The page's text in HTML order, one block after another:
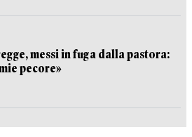
messi in fuga dalla pastora:
pecore»